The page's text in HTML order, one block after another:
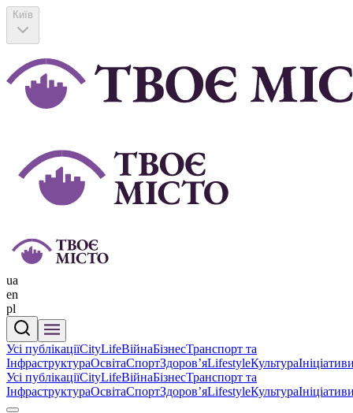
Київ
ua
en
pl
Усі публікаціїCityLifeВійнаБізнесТранспорт та
ІнфраструктураОсвітаСпортЗдоровʼяLifestyleКультура
Усі публікаціїCityLifeВійнаБізнесТранспорт та
ІнфраструктураОсвітаСпортЗдоровʼяLifestyleКультура